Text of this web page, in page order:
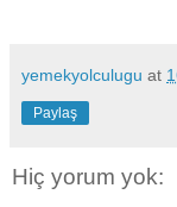
yemekyolculugu at
Paylaş
Hiç yorum yok: